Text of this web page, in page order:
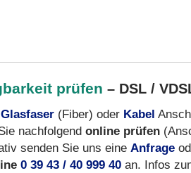
prüfen – DSL /
Glasfaser (Fiber) oder Kabel
nachfolgend online prüfen
senden Sie uns eine Anfrage
0 39 43 / 40 999 40 an. Infos